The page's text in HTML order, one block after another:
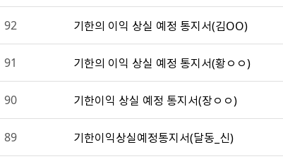
92 기한의 이익 상실 예정 통지서(김OO)
91 기한의 이익 상실 예정 통지서(황ㅇㅇ)
90 기한이익 상실 예정 통지서(장ㅇㅇ)
89 기한이익상실예정통지서(달동_신)